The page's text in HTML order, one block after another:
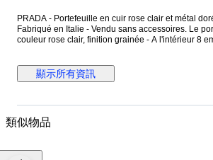
PRADA - Portefeuille en cuir rose clair et métal
Fabriqué en Italie - Vendu sans accessoires. Le
couleur rose clair, finition grainée - A l'intérieur 8
portefeuille. Dimensions : Hauteur 11 cm - Largeur 19 cm - Epaisseur
fermé 2,9 cm - Epaisseur ouvert 11 cm - Pièce en
prendre en compte les photos.
顯示所有資訊
類似物品